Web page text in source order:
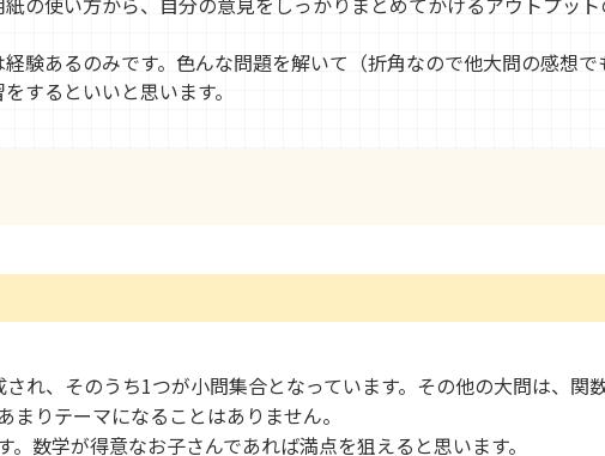
験あるのみです。色んな問題を解いて（折角なので他大問の感想
するといいと思います。
れ、そのうち1つが小問集合となっています。その他の大問は、関
りテーマになることはありません。
数学が得意なお子さんであれば満点を狙えると思います。